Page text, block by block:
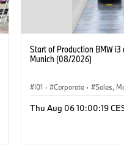
Start of Production BMW i3
Munich (08/2026)
I01 · Corporate · Sales,
Thu Aug 06 10:00:19